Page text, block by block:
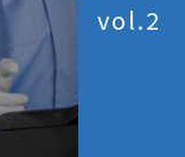
vol.2